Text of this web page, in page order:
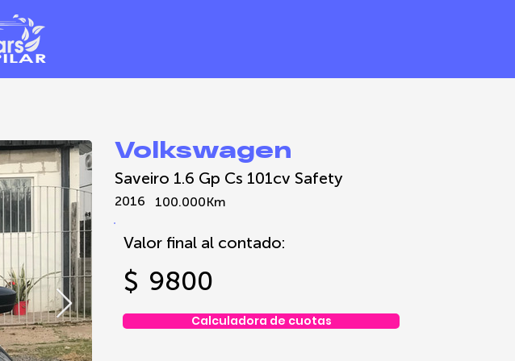
Volkswagen
Saveiro 1.6 Gp Cs 101cv Safety
2016 100.000Km
Valor final al contado:
$ 9800
Calculadora de cuotas